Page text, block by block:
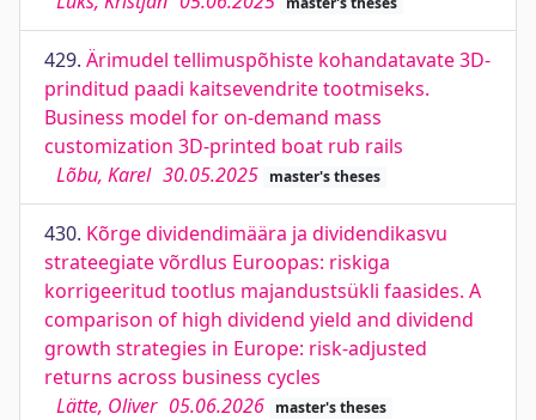
429. Ärimudel tellimuspõhiste kohandatavate 3D-
prinditud paadi kaitsevendrite tootmiseks.
Business model for on-demand mass
customization 3D-printed boat rub rails
Lõbu, Karel 30.05.2025 master's theses
430. Kõrge dividendimäära ja dividendikasvu
strateegiate võrdlus Euroopas: riskiga
korrigeeritud tootlus majandustsükli faasides. A
comparison of high dividend yield and dividend
growth strategies in Europe: risk-adjusted
returns across business cycles
Lätte, Oliver 05.06.2026 master's theses